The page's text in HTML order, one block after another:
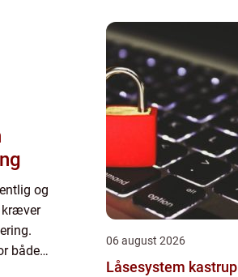
og
kræver
både
06 august 2026
Låsesystem kastrup